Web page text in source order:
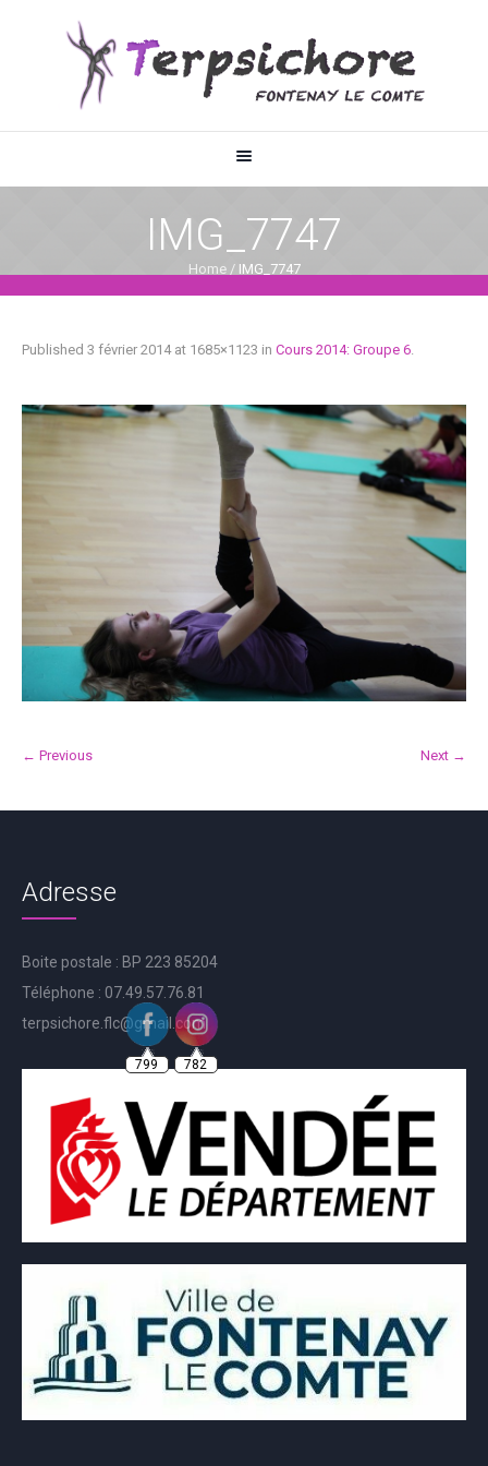
IMG_7747
Home / IMG_7747
Published 3 février 2014at 1685×1123 in Cours 2014: Groupe 6.
← Previous Next →
Adresse
Boite postale : BP 223 85204
Téléphone : 07.49.57.76.81
terpsichore.flc@gmail.com
799 782